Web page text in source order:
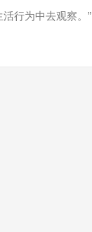
行为中去观察。